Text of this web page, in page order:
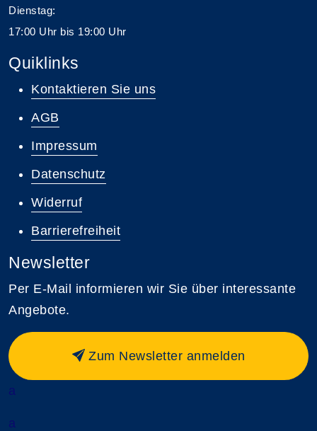
Dienstag:
17:00 Uhr bis 19:00 Uhr
Quiklinks
Kontaktieren Sie uns
AGB
Impressum
Datenschutz
Widerruf
Barrierefreiheit
Newsletter
Per E-Mail informieren wir Sie über interessante
Angebote.
Zum Newsletter anmelden
a
a